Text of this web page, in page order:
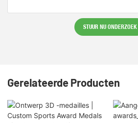
STUUR NU ONDERZOEK
Gerelateerde Producten